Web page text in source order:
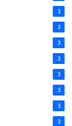
3
3
3
3
3
3
3
3